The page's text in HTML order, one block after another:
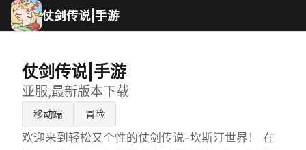
仗剑传说|手游
仗剑传说|手游
亚服,最新版本下载
移动端 冒险
欢迎来到轻松又个性的仗剑传说-坎斯汀世界！ 在